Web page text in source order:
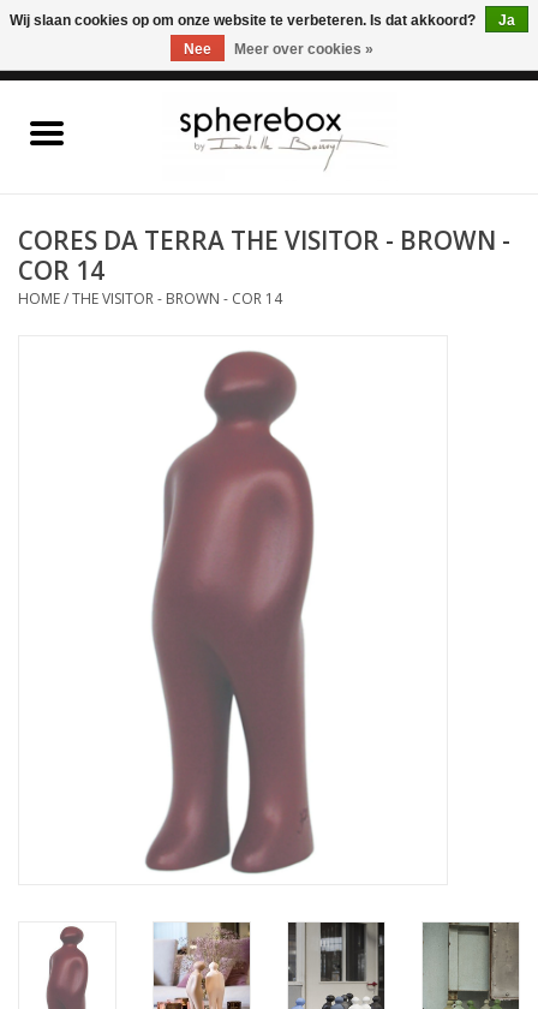
Home
MEUBELEN
CORES DA TERRA THE VISITOR - BROWN -
COR 14
HOME/THE VISITOR - BROWN - COR 14
Wij slaan cookies op om onze website te verbeteren. Is dat akkoord?
Ja
Nee
Meer over cookies »
ONLINE WINKEL VOOR WOONACCESSOIRES, MEUBELEN & KUNST – GRATIS